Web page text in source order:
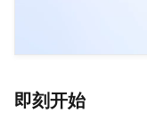
即刻开始